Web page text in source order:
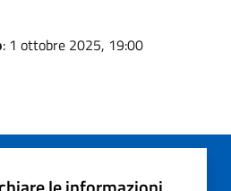
: 1 ottobre 2025, 19:00